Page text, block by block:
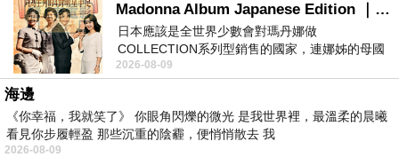
的恐懼與罪疚之中。
有些人，為了爭奪一個「名聲」或「位置」，
不惜毀掉，他人賴以生存的根本，到頭來，才發
現‥那東西，對自己毫無價值，反而毀了，自己的
羽翼與前途。
・盲目貪圖，不切實際的利益，最終損人不利己，
且背負惡名。
Madonna Album Japanese Edition ｜瑪丹娜專輯們2026年日本版重發系列
日本應該是全世界少數會對瑪丹娜做
COLLECTION系列型銷售的國家，連娜姊的母國
美國都沒對她這樣過，這全拜在他們到現在唱片
2026-08-09
海邊
《你幸福，我就笑了》 你眼角閃爍的微光 是我世界裡，最溫柔的晨曦
看見你步履輕盈 那些沉重的陰霾，便悄悄散去 我
2026-08-09